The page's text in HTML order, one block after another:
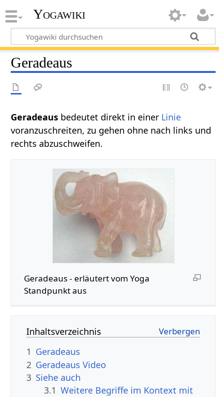
Yogawiki
Geradeaus
bedeutet direkt in einer Linie
voranzuschreiten, zu gehen ohne nach links und
rechts abzuschweifen.
Geradeaus‏‎ - erläutert vom Yoga
Standpunkt aus
Inhaltsverzeichnis
1 Geradeaus
2
Geradeaus‏‎ Video
3 Siehe auch
3.1 Weitere Begriffe im Kontext mit